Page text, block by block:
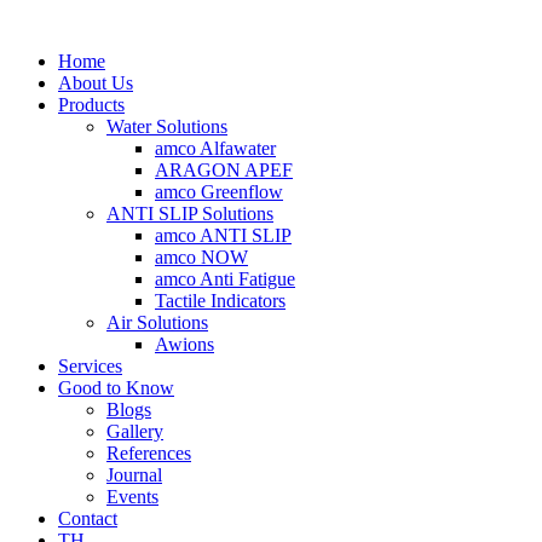
Home
About Us
Products
Water Solutions
amco Alfawater
ARAGON APEF
amco Greenflow
ANTI SLIP Solutions
amco ANTI SLIP
amco NOW
amco Anti Fatigue
Tactile Indicators
Air Solutions
Awions
Services
Good to Know
Blogs
Gallery
References
Journal
Events
Contact